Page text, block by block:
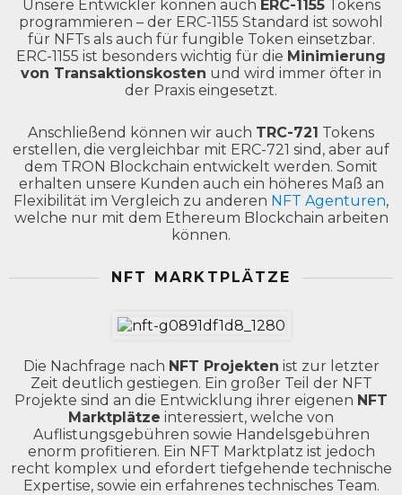
Unsere Entwickler können auch ERC-1155Tokens
programmieren – der ERC-1155 Standard ist sowohl
für NFTs als auch für fungible Token einsetzbar.
ERC-1155 ist besonders wichtig für die Minimierung
von Transaktionskosten und wird immer öfter in
der Praxis eingesetzt.
Anschließend können wir auch TRC-721 Tokens
erstellen, die vergleichbar mit ERC-721 sind, aber auf
dem TRON Blockchain entwickelt werden. Somit
erhalten unsere Kunden auch ein höheres Maß an
Flexibilität im Vergleich zu anderen NFT Agenturen,
welche nur mit dem Ethereum Blockchain arbeiten
können.
NFT MARKTPLÄTZE
Die Nachfrage nach NFT Projekten ist zur letzter
Zeit deutlich gestiegen. Ein großer Teil der NFT
Projekte sind an die Entwicklung ihrer eigenen NFT
Marktplätze interessiert, welche von
Auflistungsgebühren sowie Handelsgebühren
enorm profitieren. Ein NFT Marktplatz ist jedoch
recht komplex und efordert tiefgehende technische
Expertise, sowie ein erfahrenes technisches Team.